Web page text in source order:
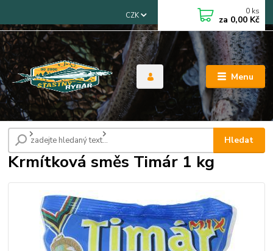
Menu
CZK
Hledat
0 ks
za 0,00 Kč
Úvod Krmení a vnadidla
Krmítková směs Timár 1 kg